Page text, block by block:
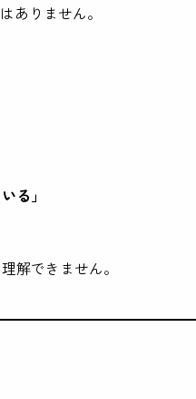
ありません。
る」
解できません。